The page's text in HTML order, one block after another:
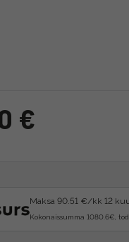
€
Maksa 90.51 €/kk 12
Kokonaissumma 1080.6€,